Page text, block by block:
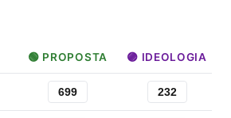
🟢 PROPOSTA 🟣 IDEOLOGIA
699 232